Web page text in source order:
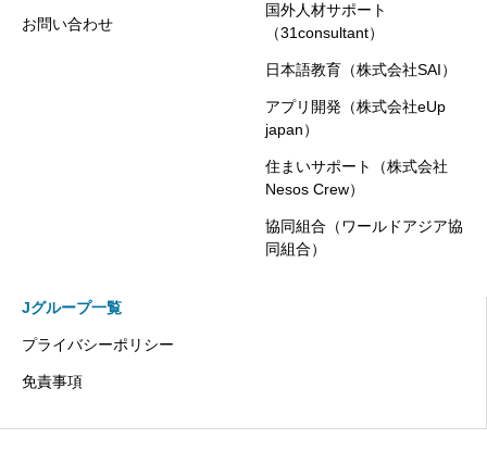
お問い合わせ
国外人材サポート
（31consultant）
日本語教育（株式会社SAI）
アプリ開発（株式会社eUp
japan）
住まいサポート（株式会社
Nesos Crew）
協同組合（ワールドアジア協
同組合）
Jグループ一覧
プライバシーポリシー
免責事項